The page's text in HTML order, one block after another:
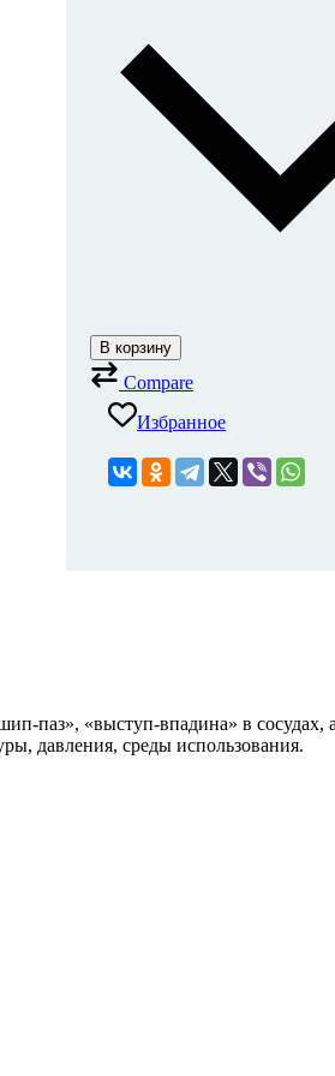
В корзину
Compare
Избранное
паз», «выступ-впадина» в сосудах,
давления, среды использования.